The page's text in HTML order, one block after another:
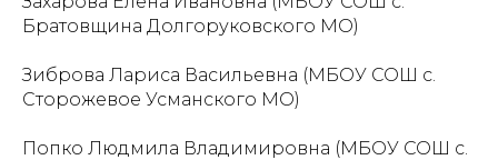
Братовщина Долгоруковского МО)
Зиброва Лариса Васильевна (МБОУ СОШ с.
Сторожевое Усманского МО)
Попко Людмила Владимировна (МБОУ СОШ с.